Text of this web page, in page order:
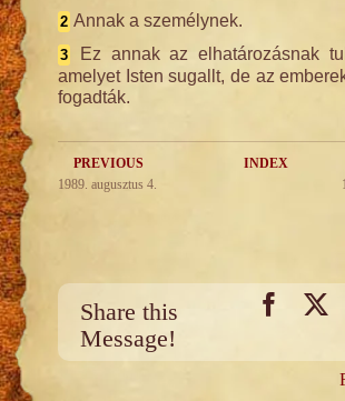
2 Annak a személynek.
3
Ez annak az elhatározásnak
amelyet Isten sugallt, de az
fogadták.
PREVIOUS INDEX
1989. augusztus 4.
Share this
Message!